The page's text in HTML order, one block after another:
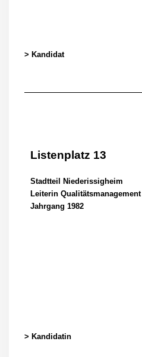
> Kandidat
Listenplatz 13
Stadtteil Niederissigheim
Leiterin Qualitätsmanagement
Jahrgang 1982
> Kandidatin